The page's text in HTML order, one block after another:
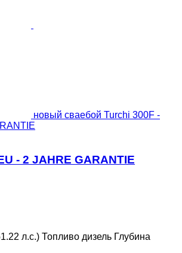
новый сваебой Turchi 300F -
- 2 JAHRE GARANTIE
л.с.) Топливо дизель Глубина